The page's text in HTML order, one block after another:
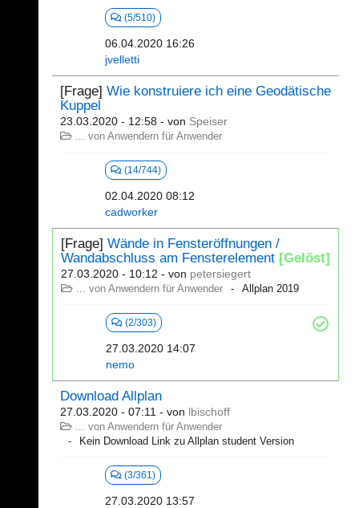
(5/510)
06.04.2020 16:26
jvelletti
[Frage] Wie konstruiere ich eine Geodätische
Kuppel
23.03.2020 - 12:58 - von Speiser
... von Anwendern für Anwender
(14/744)
02.04.2020 08:12
cadworker
[Frage] Wände in Fensteröffnungen /
Wandabschluss am Fensterelement [Gelöst]
27.03.2020 - 10:12 - von petersiegert
... von Anwendern für Anwender Allplan 2019
(2/303)
27.03.2020 14:07
nemo
Download Allplan
27.03.2020 - 07:11 - von lbischoff
... von Anwendern für Anwender
Kein Download Link zu Allplan student Version
(3/361)
27.03.2020 13:57